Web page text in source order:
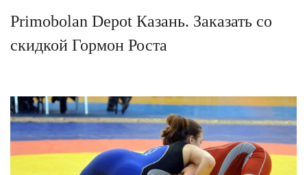
Primobolan Depot Казань. Заказать со
скидкой Гормон Роста